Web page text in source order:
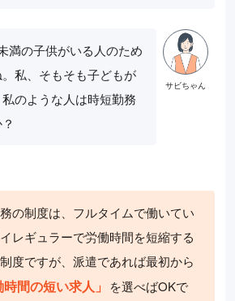
満の子供がいる人のため
私、そもそも子どもが
のような人は時短勤務
の制度は、フルタイムで働いてい
レギュラーで労働時間を短縮する
度ですが、派遣であれば最初から
時間の短い求人」
を選べばOKで